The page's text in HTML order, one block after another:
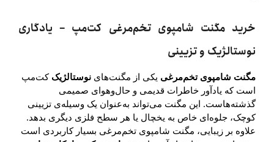
خرید مگنت شامپوی تخم‌مرغی کت‌مپ – یادگاری
نوستالژیک و تزیینی
مگنت شامپوی تخم‌مرغی یکی از مگنت‌های نوستالژیک کت‌مپ
است که یادآور خاطرات قدیمی و حال‌وهوای صمیمی
گذشته‌هاست. این مگنت می‌تواند به‌عنوان یک وسیله‌ی تزیینی
کوچک، جلوه‌ای خاص به یخچال یا هر سطح فلزی دیگری بدهد.
علاوه بر زیبایی، مگنت شامپوی تخم‌مرغی بسیار کاربردی است